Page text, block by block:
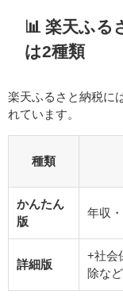
📊 楽天ふる
は2種類
楽天ふるさと納税に
れています。
種類
かんたん
版
年収
詳細版
+社会
除など